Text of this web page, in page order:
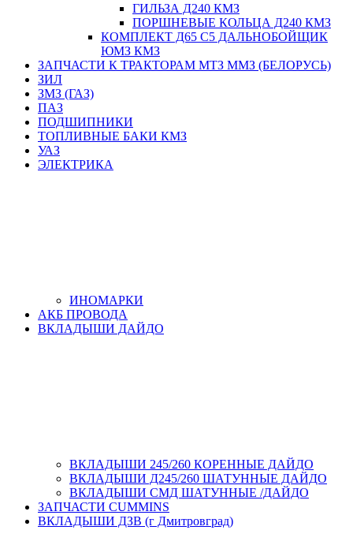
ГИЛЬЗА Д240 КМЗ
ПОРШНЕВЫЕ КОЛЬЦА Д240 КМЗ
КОМПЛЕКТ Д65 С5 ДАЛЬНОБОЙЩИК
ЮМЗ КМЗ
ЗАПЧАСТИ К ТРАКТОРАМ МТЗ ММЗ (БЕЛОРУСЬ)
ЗИЛ
ЗМЗ (ГАЗ)
ПАЗ
ПОДШИПНИКИ
ТОПЛИВНЫЕ БАКИ КМЗ
УАЗ
ЭЛЕКТРИКА
ИНОМАРКИ
АКБ ПРОВОДА
ВКЛАДЫШИ ДАЙДО
ВКЛАДЫШИ 245/260 КОРЕННЫЕ ДАЙДО
ВКЛАДЫШИ Д245/260 ШАТУННЫЕ ДАЙДО
ВКЛАДЫШИ СМД ШАТУННЫЕ /ДАЙДО
ЗАПЧАСТИ CUMMINS
ВКЛАДЫШИ ДЗВ (г Дмитровград)